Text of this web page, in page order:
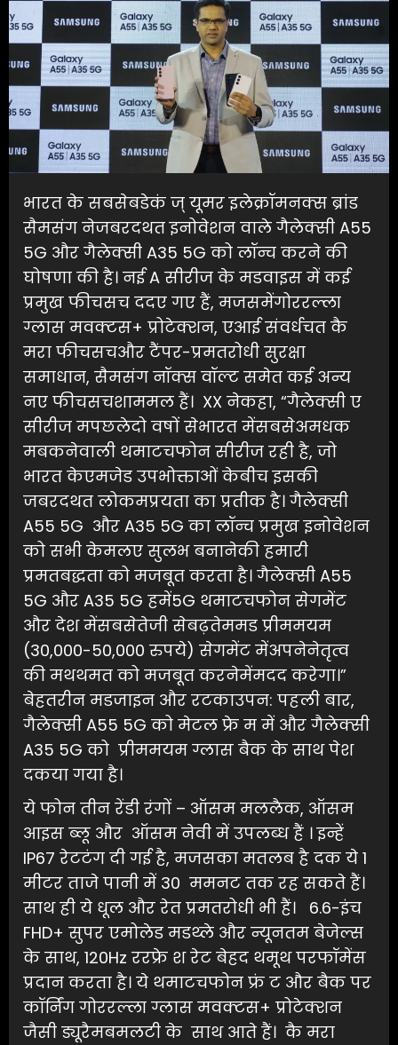
भारत के सबसेबडेकं ज् यूमर इलेक्रॉमनक्स ब्रांड
सैमसंग नेजबरदथत इनोवेशन वाले गैलेक्सी A55
5G और गैलेक्सी A35 5G को लॉन्च करने की
घोषणा की है। नई A सीरीज के मडवाइस में कई
प्रमुख फीचसच ददए गए हैं, मजसमेंगोररल्ला
ग्लास मवक्टस+ प्रोटेक्शन, एआई संवर्धचत कै
मरा फीचसचऔर टैंपर-प्रमतरोधी सुरक्षा
समाधान, सैमसंग नॉक्स वॉल्ट समेत कई अन्य
नए फीचसचशाममल हैं। XX नेकहा, “गैलेक्सी ए
सीरीज मपछलेदो वषों सेभारत मेंसबसेअमधक
मबकनेवाली थमाटचफोन सीरीज रही है, जो
भारत केएमजेड उपभोक्ताओं केबीच इसकी
जबरदथत लोकमप्रयता का प्रतीक है। गैलेक्सी
A55 5G और A35 5G का लॉन्च प्रमुख इनोवेशन
को सभी केमलए सुलभ बनानेकी हमारी
प्रमतबद्धता को मजबूत करता है। गैलेक्सी A55
5G और A35 5G हमें5G थमाटचफोन सेगमेंट
और देश मेंसबसेतेजी सेबढ़तेममड प्रीममयम
(30,000-50,000 रुपये) सेगमेंट मेंअपनेनेतृत्व
की मथथमत को मजबूत करनेमेंमदद करेगा।”
बेहतरीन मडजाइन और रटकाउपन: पहली बार,
गैलेक्सी A55 5G को मेटल फ्रे म में और गैलेक्सी
A35 5G को प्रीममयम ग्लास बैक के साथ पेश
दकया गया है।
ये फोन तीन रेंडी रंगों – ऑसम मललैक, ऑसम
आइस ब्लू और ऑसम नेवी में उपलब्ध हैं । इन्हें
IP67 रेटटंग दी गई है, मजसका मतलब है दक ये 1
मीटर ताजे पानी में 30 ममनट तक रह सकते हैं।
साथ ही ये धूल और रेत प्रमतरोधी भी हैं। 6.6-इंच
FHD+ सुपर एमोलेड मडथ्ले और न्यूनतम बेजेल्स
के साथ, 120Hz ररफ्रे श रेट बेहद थमूथ परफॉमेंस
प्रदान करता है। ये थमाटचफोन फ्रं ट और बैक पर
कॉर्निंग गोररल्ला ग्लास मवक्टस+ प्रोटेक्शन
जैसी ड्यूरैमबमलटी के साथ आते हैं। कै मरा